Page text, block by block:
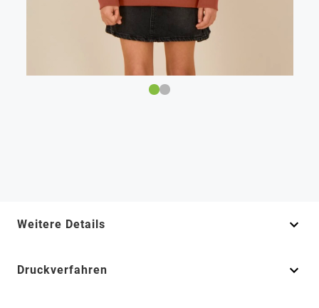
Weitere Details
Druckverfahren